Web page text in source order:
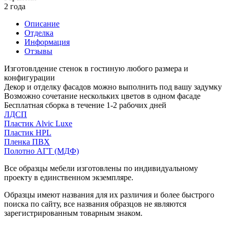
2 года
Описание
Отделка
Информация
Отзывы
Изготовлдение стенок в гостиную любого размера и
конфигурации
Декор и отделку фасадов можно выполнить под вашу задумку
Возможно сочетание нескольких цветов в одном фасаде
Бесплатная сборка в течение 1-2 рабочих дней
ЛДСП
Пластик Alvic Luxe
Пластик HPL
Пленка ПВХ
Полотно АГТ (МДФ)
Все образцы мебели изготовлены по индивидуальному
проекту в единственном экземпляре.
Образцы имеют названия для их различия и более быстрого
поиска по сайту, все названия образцов не являются
зарегистрированным товарным знаком.